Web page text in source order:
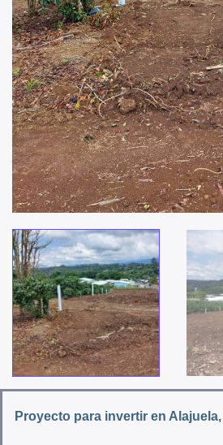
Proyecto para invertir en